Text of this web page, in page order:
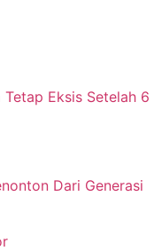
Eksis Setelah 6
Dari Generasi